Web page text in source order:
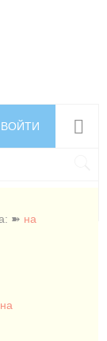
ВОЙТИ
➽ на
на